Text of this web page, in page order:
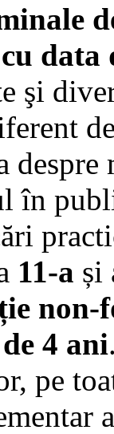
data
şi
în
11-a și
4 ani
pe